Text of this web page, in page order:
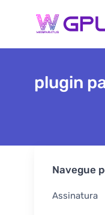
plugin
Navegue
Assinatura